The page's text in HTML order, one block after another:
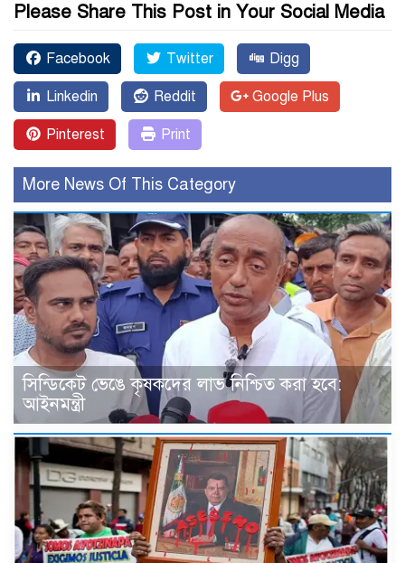
Please Share This Post in Your Social Media
Facebook Twitter Digg
Linkedin Reddit Google Plus
Pinterest Print
More News Of This Category
সিন্ডিকেট ভেঙে কৃষকদের লাভ নিশ্চিত করা হবে:
আইনমন্ত্রী